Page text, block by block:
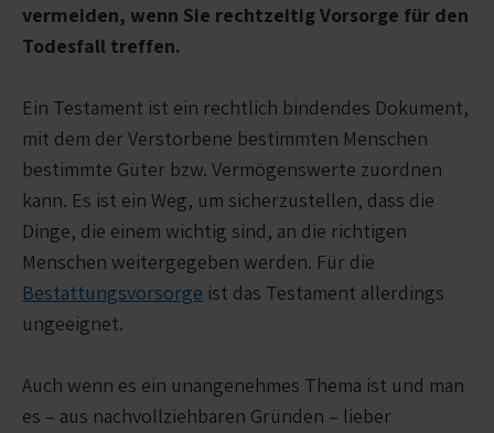
vermeiden, wenn Sie rechtzeitig Vorsorge für den
Todesfall treffen.
Ein Testament ist ein rechtlich bindendes Dokument,
mit dem der Verstorbene bestimmten Menschen
bestimmte Güter bzw. Vermögenswerte zuordnen
kann. Es ist ein Weg, um sicherzustellen, dass die
Dinge, die einem wichtig sind, an die richtigen
Menschen weitergegeben werden. Für die
Bestattungsvorsorge ist das Testament allerdings
ungeeignet.
Auch wenn es ein unangenehmes Thema ist und man
es – aus nachvollziehbaren Gründen – lieber